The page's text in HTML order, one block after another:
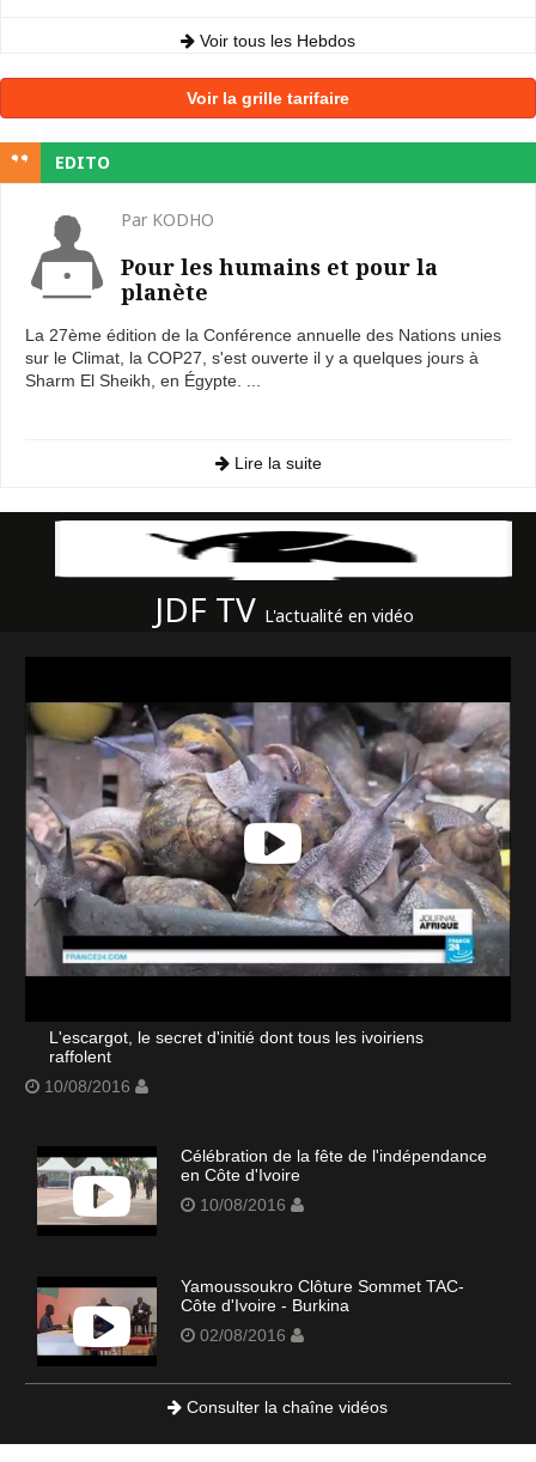
Voir tous les Hebdos
Voir la grille tarifaire
EDITO
Par KODHO
Pour les humains et pour la
planète
La 27ème édition de la Conférence annuelle des Nations unies
sur le Climat, la COP27, s'est ouverte il y a quelques jours à
Sharm El Sheikh, en Égypte. ...
Lire la suite
JDF TV L'actualité en vidéo
L'escargot, le secret d'initié dont tous les ivoiriens
raffolent
10/08/2016
Célébration de la fête de l'indépendance
en Côte d'Ivoire
10/08/2016
Yamoussoukro Clôture Sommet TAC-
Côte d'Ivoire - Burkina
02/08/2016
Consulter la chaîne vidéos